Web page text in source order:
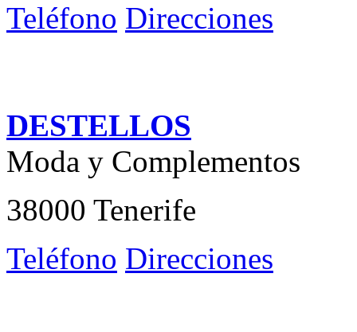
Teléfono Direcciones
DESTELLOS
Moda y Complementos
38000 Tenerife
Teléfono Direcciones